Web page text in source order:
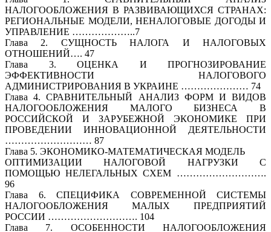
НАЛОГООБЛОЖЕНИЯ В РАЗВИВАЮЩИХСЯ СТРАНАХ:
РЕГИОНАЛЬНЫЕ МОДЕЛИ, НЕНАЛОГОВЫЕ ДОГОДЫ И
УПРАВЛЕНИЕ ………………..7
Глава 2. СУЩНОСТЬ НАЛОГА И НАЛОГОВЫХ
ОТНОШЕНИЙ…. 47
Глава 3. ОЦЕНКА И ПРОГНОЗИРОВАНИЕ
ЭФФЕКТИВНОСТИ НАЛОГОВОГО
АДМИНИСТРИРОВАНИЯ В УКРАИНЕ ………………… 74
Глава 4. СРАВНИТЕЛЬНЫЙ АНАЛИЗ ФОРМ И ВИДОВ
НАЛОГООБЛОЖЕНИЯ МАЛОГО БИЗНЕСА В
РОССИЙСКОЙ И ЗАРУБЕЖНОЙ ЭКОНОМИКЕ ПРИ
ПРОВЕДЕНИИ ИННОВАЦИОННОЙ ДЕЯТЕЛЬНОСТИ
……………………… 87
Глава 5. ЭКОНОМИКО-МАТЕМАТИЧЕСКАЯ МОДЕЛЬ
ОПТИМИЗАЦИИ НАЛОГОВОЙ НАГРУЗКИ С
ПОМОЩЬЮ НЕЛЕГАЛЬНЫХ СХЕМ ……………………….
96
Глава 6. СПЕЦИФИКА СОВРЕМЕННОЙ СИСТЕМЫ
НАЛОГООБЛОЖЕНИЯ МАЛЫХ ПРЕДПРИЯТИЙ
РОССИИ ………………………. 104
Глава 7. ОСОБЕННОСТИ НАЛОГООБЛОЖЕНИЯ